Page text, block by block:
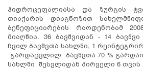
ჰიდროცეფალიასა და ზურგის
თიაქარის დიაგნოზით
ბენეფიციარების რაოდენობამ
მიაღწია. 36 ბავშვიდან - 14
ჩვილ ბავშვთა სახლში, 1
გარდაცვლილ ბავშვთა 70 %
სახლში შესვლიდან პირველი 6 თვის